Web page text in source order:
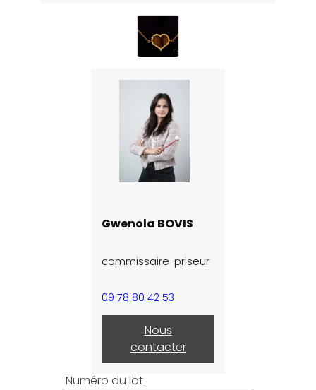
Gwenola BOVIS
commissaire-priseur
09 78 80 42 53
Nous
contacter
Numéro du lot